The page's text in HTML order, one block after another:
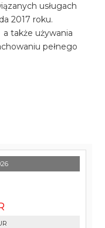
usługach
2017 roku.
także używania
pełnego